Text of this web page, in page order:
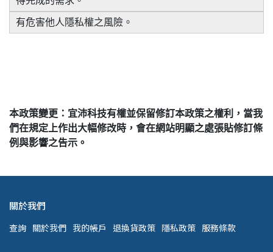
有危害他人隱私權之風險。
本政策變更：宜沛科技有權並保留修訂本政策之權利，當我
們在規定上作出大幅修改時，會在網站明顯之處張貼修訂條
例與影響之告示。
關於我們
查詢 關於我們 我的帳戶 退換貨政策 隱私政策 服務條款